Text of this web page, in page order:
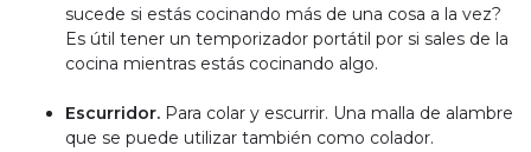
sucede si estás cocinando más de una cosa a la vez?
Es útil tener un temporizador portátil por si sales de la
cocina mientras estás cocinando algo.
Escurridor. Para colar y escurrir. Una malla de alambre
que se puede utilizar también como colador.